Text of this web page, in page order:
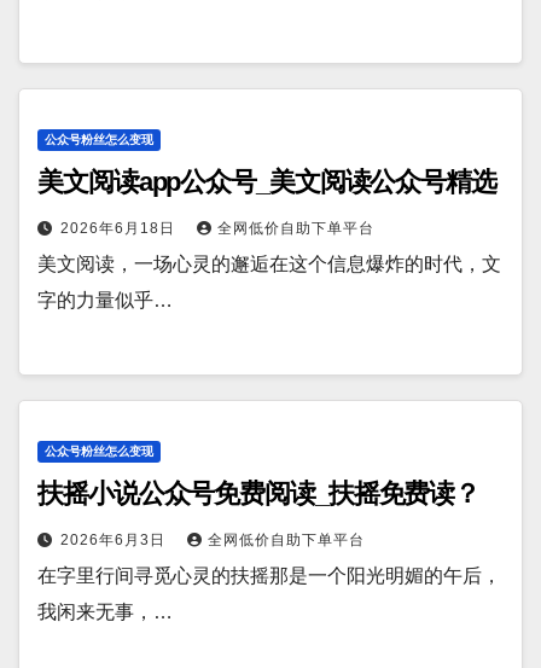
公众号粉丝怎么变现
美文阅读app公众号_美文阅读公众号精选
2026年6月18日 全网低价自助下单平台
美文阅读，一场心灵的邂逅在这个信息爆炸的时代，文
字的力量似乎…
公众号粉丝怎么变现
扶摇小说公众号免费阅读_扶摇免费读？
2026年6月3日 全网低价自助下单平台
在字里行间寻觅心灵的扶摇那是一个阳光明媚的午后，
我闲来无事，…